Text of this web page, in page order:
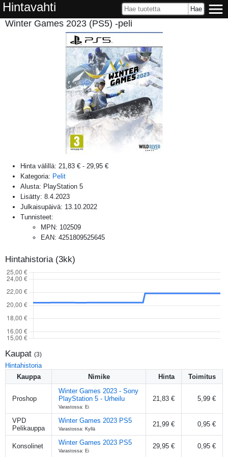
Hintavahti
Winter Games 2023 (PS5) -peli
Hinta välillä: 21,83 € - 29,95 €
Kategoria: Pelit
Alusta: PlayStation 5
Lisätty: 8.4.2023
Julkaisupäivä: 13.10.2022
Tunnisteet:
MPN: 102509
EAN: 4251809525645
Hintahistoria (3kk)
Kaupat (3)
Hintahistoria
Kauppa
Nimike Hinta Toimitus
Proshop
Winter Games 2023 - Sony
PlayStation 5 - Urheilu
Varastossa: Ei
21,83 € 5,99 €
VPD
Pelikauppa
Winter Games 2023 PS5
Varastossa: Kyllä
21,99 € 0,95 €
Konsolinet Winter Games 2023 PS5
Varastossa: Ei
29,95 € 0,95 €